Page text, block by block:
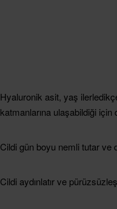
Hyaluronik asit, yaş
katmanlarına ulaşabildiği
Cildi gün boyu nemli tutar ve
Cildi aydınlatır ve